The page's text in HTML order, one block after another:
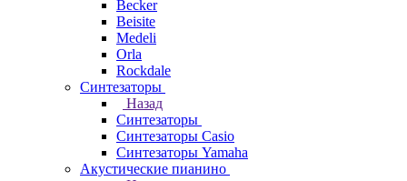
Becker
Beisite
Medeli
Orla
Rockdale
Синтезаторы
Назад
Синтезаторы
Синтезаторы Casio
Синтезаторы Yamaha
Акустические пианино